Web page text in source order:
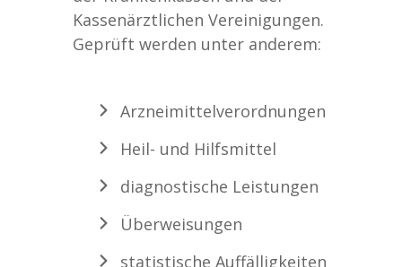
Kassenärztlichen Vereinigungen.
Geprüft werden unter anderem:
Arzneimittelverordnungen
Heil- und Hilfsmittel
diagnostische Leistungen
Überweisungen
statistische Auffälligkeiten